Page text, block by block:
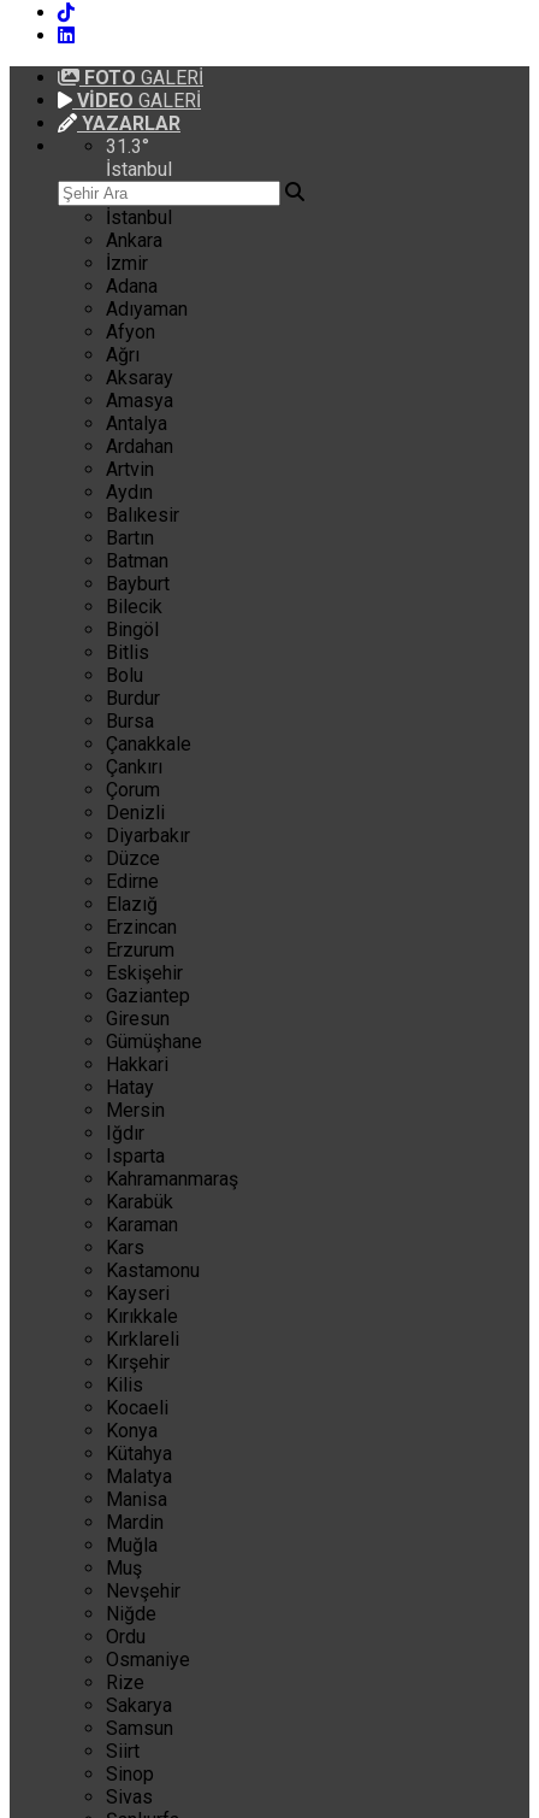
FOTO GALERİ
VİDEO GALERİ
YAZARLAR
31.3°
İstanbul
İstanbul
Ankara
İzmir
Adana
Adıyaman
Afyon
Ağrı
Aksaray
Amasya
Antalya
Ardahan
Artvin
Aydın
Balıkesir
Bartın
Batman
Bayburt
Bilecik
Bingöl
Bitlis
Bolu
Burdur
Bursa
Çanakkale
Çankırı
Çorum
Denizli
Diyarbakır
Düzce
Edirne
Elazığ
Erzincan
Erzurum
Eskişehir
Gaziantep
Giresun
Gümüşhane
Hakkari
Hatay
Mersin
Iğdır
Isparta
Kahramanmaraş
Karabük
Karaman
Kars
Kastamonu
Kayseri
Kırıkkale
Kırklareli
Kırşehir
Kilis
Kocaeli
Konya
Kütahya
Malatya
Manisa
Mardin
Muğla
Muş
Nevşehir
Niğde
Ordu
Osmaniye
Rize
Sakarya
Samsun
Siirt
Sinop
Sivas